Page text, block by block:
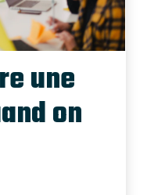
une
on